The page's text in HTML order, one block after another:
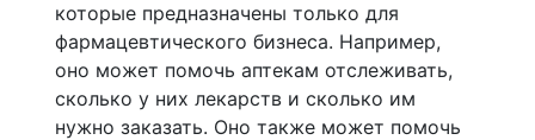
которые предназначены только для
фармацевтического бизнеса. Например,
оно может помочь аптекам отслеживать,
сколько у них лекарств и сколько им
нужно заказать. Оно также может помочь